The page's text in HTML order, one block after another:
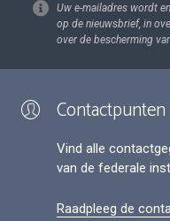
Uw e-mailadres wordt
op de nieuwsbrief, in
over de bescherming
Contactpunten
Vind alle
van de federale
Raadpleeg de